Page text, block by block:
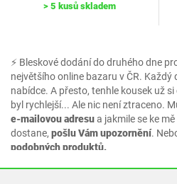
⚡ Bleskové dodání do druhého dne
největšího online bazaru v ČR. Každý
nabídce. A přesto, tenhle kousek už
byl rychlejší... Ale nic není ztraceno.
e-mailovou adresua jakmile se ke
dostane, pošlu Vám upozornění.
podobných produktů.
> 5 kusů skladem